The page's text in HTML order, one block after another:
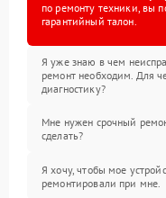
по ремонту техники, вы
гарантийный талон.
Я уже знаю в чем
ремонт необходим. Для
диагностику?
Мне нужен срочный
сделать?
Я хочу, чтобы мое
ремонтировали при мне.